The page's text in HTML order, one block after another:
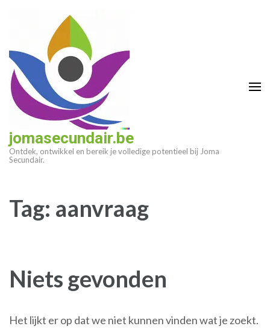
(druk
enter)
jomasecundair.be
Ontdek, ontwikkel en bereik je volledige potentieel bij Joma
Secundair.
Tag: aanvraag
Niets gevonden
Het lijkt er op dat we niet kunnen vinden wat je zoekt.